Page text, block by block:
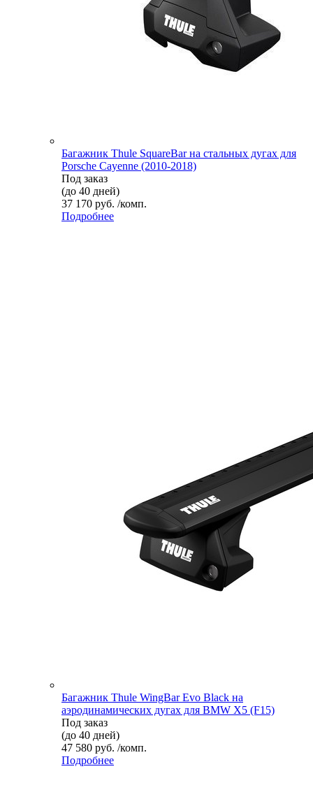
Багажник Thule SquareBar на стальных дугах для
Porsche Cayenne (2010-2018)
Под заказ
(до 40 дней)
37 170 руб. /комп.
Подробнее
Багажник Thule WingBar Evo Black на
аэродинамических дугах для BMW X5 (F15)
Под заказ
(до 40 дней)
47 580 руб. /комп.
Подробнее